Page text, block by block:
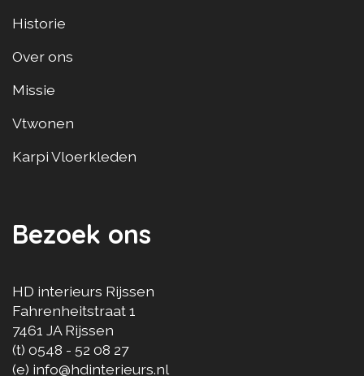
Historie
Over ons
Missie
Vtwonen
Karpi Vloerkleden
Bezoek ons
HD interieurs Rijssen
Fahrenheitstraat 1
7461 JA Rijssen
(t) 0548 - 52 08 27
(e) info@hdinterieurs.nl